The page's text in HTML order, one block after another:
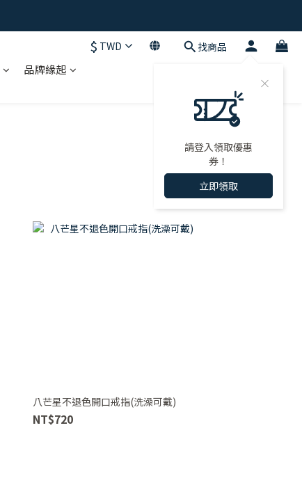
$ TWD 找商品
請登入領取優惠
券！
立即領取
品牌緣起
八芒星不退色開口戒指(洗澡可戴)
NT$720